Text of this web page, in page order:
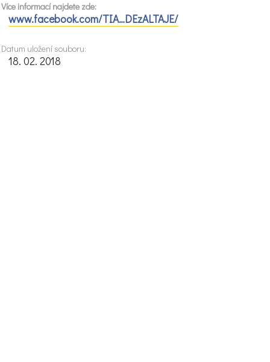
Více informací najdete zde:
www.facebook.com/TIA…DEzALTAJE/
Datum uložení souboru:
18. 02. 2018